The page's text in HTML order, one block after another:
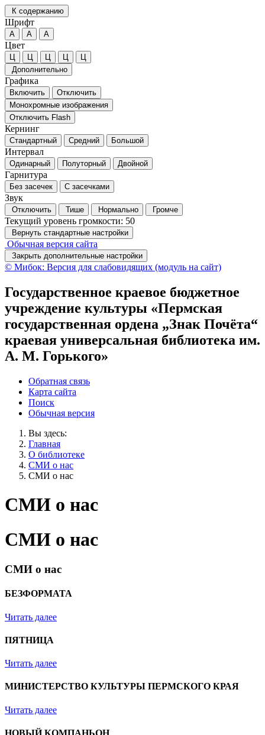
К содержанию
Шрифт
А А А
Цвет
Ц Ц Ц Ц
Ц
Дополнительно
Графика
Включить
Отключить
Монохромные изображения
Отключить Flash
Кернинг
Стандартный Средний Большой
Интервал
Одинарный Полуторный Двойной
Гарнитура
Без засечек С засечками
Звук
Отключить Тише Нормально Громче
Текущий уровень громкости: 50
Вернуть стандартные настройки
Обычная версия сайта
Закрыть дополнительные настройки
© Мибок: Версия для слабовидящих (модуль на сайт)
Государственное краевое бюджетное
учреждение культуры «Пермская
государственная ордена „Знак Почёта“
краевая универсальная библиотека им.
А. М. Горького»
Обратная связь
Карта сайта
Поиск
Обычная версия
Вы здесь:
Главная
О библиотеке
СМИ о нас
СМИ о нас
СМИ о нас
СМИ о нас
СМИ о нас
БЕЗФОРМАТА
Читать далее
ПЯТНИЦА
Читать далее
МИНИСТЕРСТВО КУЛЬТУРЫ ПЕРМСКОГО КРАЯ
Читать далее
НОВЫЙ КОМПАНЬОН